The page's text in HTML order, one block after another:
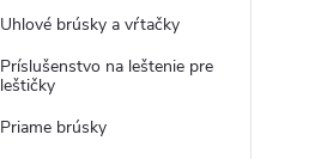
Uhlové brúsky a vŕtačky
Príslušenstvo na leštenie pre
leštičky
Priame brúsky